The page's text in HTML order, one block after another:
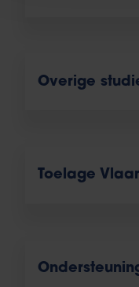
Overige
Toelage